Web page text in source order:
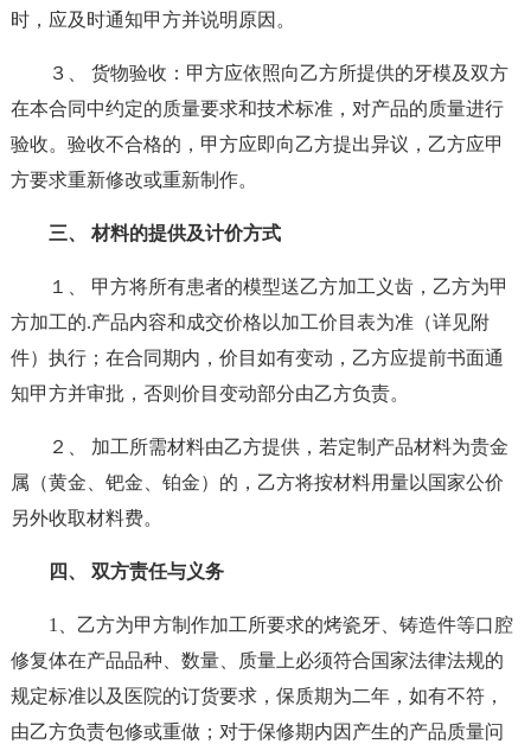
时，应及时通知甲方并说明原因。
３、 货物验收：甲方应依照向乙方所提供的牙模及双方
在本合同中约定的质量要求和技术标准，对产品的质量进行
验收。验收不合格的，甲方应即向乙方提出异议，乙方应甲
方要求重新修改或重新制作。
三、 材料的提供及计价方式
１、 甲方将所有患者的模型送乙方加工义齿，乙方为甲
方加工的.产品内容和成交价格以加工价目表为准（详见附
件）执行；在合同期内，价目如有变动，乙方应提前书面通
知甲方并审批，否则价目变动部分由乙方负责。
２、 加工所需材料由乙方提供，若定制产品材料为贵金
属（黄金、钯金、铂金）的，乙方将按材料用量以国家公价
另外收取材料费。
四、 双方责任与义务
1、乙方为甲方制作加工所要求的烤瓷牙、铸造件等口腔
修复体在产品品种、数量、质量上必须符合国家法律法规的
规定标准以及医院的订货要求，保质期为二年，如有不符，
由乙方负责包修或重做；对于保修期内因产生的产品质量问